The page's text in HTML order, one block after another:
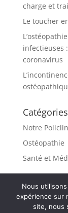
charge et
Le toucher
infectieuses
coronavirus
Catégories
Notre
Ostéopathie
Santé et
Nous
expérience sur
site, nous